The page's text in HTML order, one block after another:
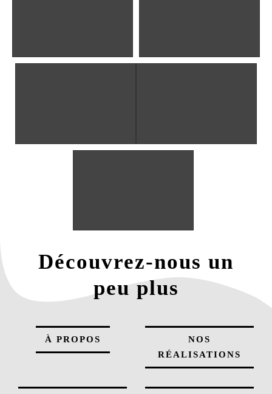
Découvrez-nous un
peu plus
À PROPOS
NOS
RÉALISATIONS